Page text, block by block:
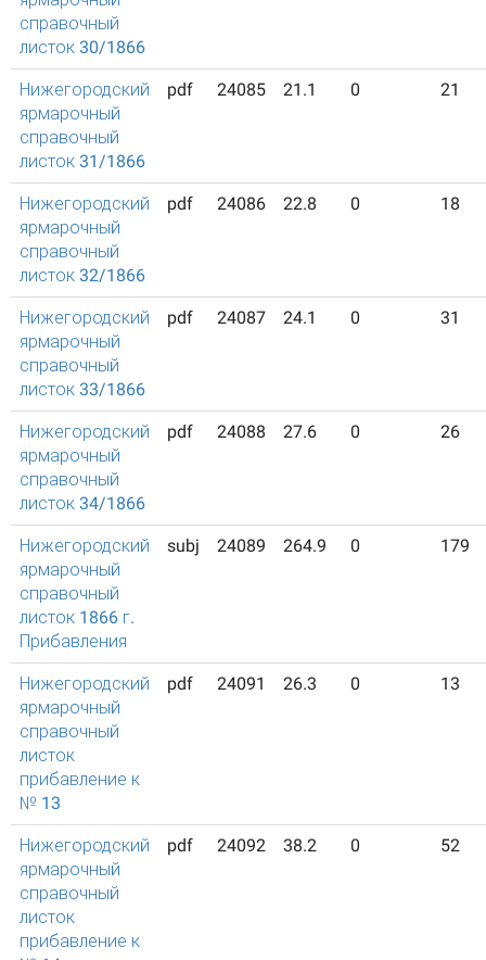
справочный
листок 30/1866
Нижегородский
ярмарочный
справочный
листок 31/1866
pdf 24085 21.1 0 21
Нижегородский
ярмарочный
справочный
листок 32/1866
pdf 24086 22.8 0 18
Нижегородский
ярмарочный
справочный
листок 33/1866
pdf 24087 24.1 0 31
Нижегородский
ярмарочный
справочный
листок 34/1866
pdf 24088 27.6 0 26
Нижегородский
ярмарочный
справочный
листок 1866 г.
Прибавления
subj 24089 264.9 0 179
Нижегородский
ярмарочный
справочный
листок
прибавление к
№ 13
pdf 24091 26.3 0 13
Нижегородский
ярмарочный
справочный
листок
прибавление к
pdf 24092 38.2 0 52